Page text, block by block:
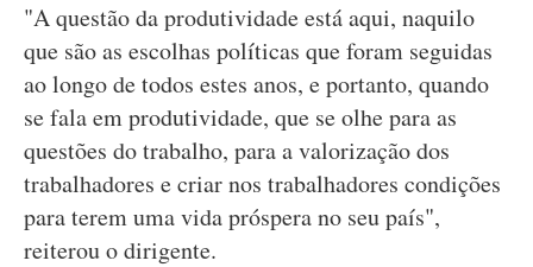
"A questão da produtividade está aqui, naquilo
que são as escolhas políticas que foram seguidas
ao longo de todos estes anos, e portanto, quando
se fala em produtividade, que se olhe para as
questões do trabalho, para a valorização dos
trabalhadores e criar nos trabalhadores condições
para terem uma vida próspera no seu país",
reiterou o dirigente.